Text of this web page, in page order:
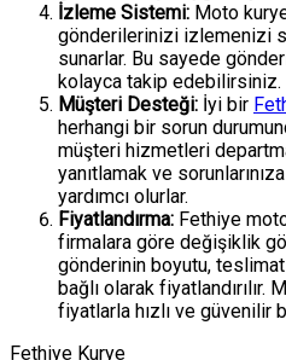
İzleme Sistemi: Moto
gönderilerinizi izlemenizi
sunarlar. Bu sayede
kolayca takip edebilirsiniz.
Müşteri Desteği: İyi bir
herhangi bir sorun
müşteri hizmetleri
yanıtlamak ve
yardımcı olurlar.
Fiyatlandırma: Fethiye
firmalara göre değişiklik
gönderinin boyutu,
bağlı olarak
fiyatlarla hızlı ve
Fethiye Kurye